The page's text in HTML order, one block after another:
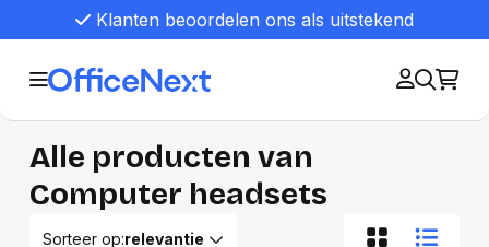
Klanten beoordelen ons als uitstekend
Alle producten van
Computer headsets
Sorteer op:relevantie